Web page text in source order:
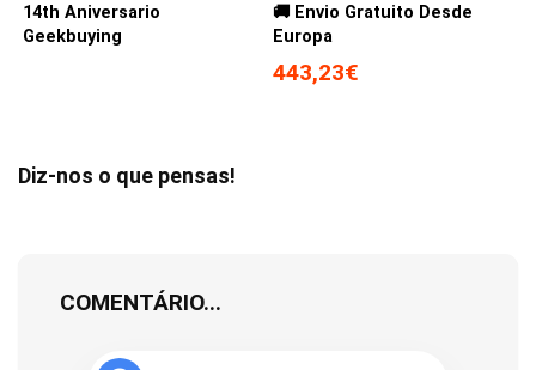
14th Aniversario
Geekbuying
🚚 Envio Gratuito Desde
Europa
443,23€
Diz-nos o que pensas!
COMENTÁRIO...